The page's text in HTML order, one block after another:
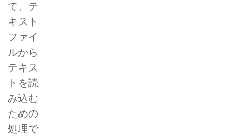
て、テ
キスト
ファイ
ルから
テキス
トを読
み込む
ための
処理で